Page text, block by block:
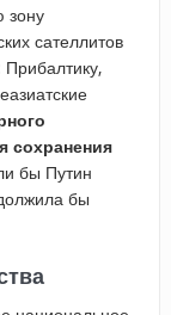
зону
сателлитов
сохранения
бы Путин
бы